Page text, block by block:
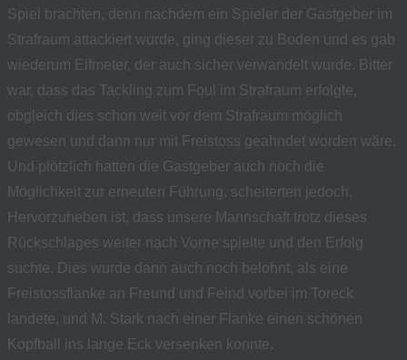
Spiel brachten, denn nachdem ein Spieler der Gastgeber im
Strafraum attackiert wurde, ging dieser zu Boden und es gab
wiederum Elfmeter, der auch sicher verwandelt wurde. Bitter
war, dass das Tackling zum Foul im Strafraum erfolgte,
obgleich dies schon weit vor dem Strafraum möglich
gewesen und dann nur mit Freistoss geahndet worden wäre.
Und plötzlich hatten die Gastgeber auch noch die
Möglichkeit zur erneuten Führung, scheiterten jedoch.
Hervorzuheben ist, dass unsere Mannschaft trotz dieses
Rückschlages weiter nach Vorne spielte und den Erfolg
suchte. Dies wurde dann auch noch belohnt, als eine
Freistossflanke an Freund und Feind vorbei im Toreck
landete, und M. Stark nach einer Flanke einen schönen
Kopfball ins lange Eck versenken konnte.